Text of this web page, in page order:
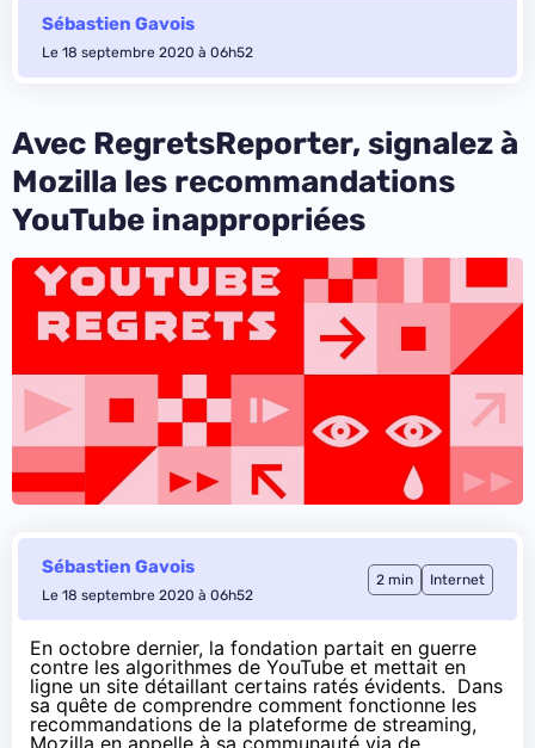
Sébastien Gavois
Le 18 septembre 2020 à 06h52
Avec RegretsReporter, signalez à
Mozilla les recommandations
YouTube inappropriées
Sébastien Gavois
Le 18 septembre 2020 à 06h52
2 min Internet
En octobre dernier, la fondation partait en guerre
contre les algorithmes de YouTube et mettait en
ligne un site détaillant certains ratés évidents. Dans
sa quête de comprendre comment fonctionne les
recommandations de la plateforme de streaming,